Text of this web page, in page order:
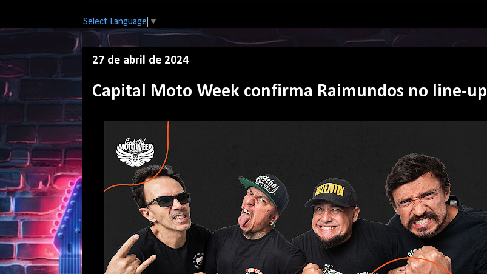
Select Language ▼
27 de abril de 2024
Capital Moto Week confirma Raimundos no line-up